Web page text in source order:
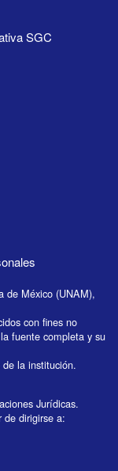
SGC
de México (UNAM),
con fines no
fuente completa y su
la institución.
Jurídicas.
de dirigirse a: